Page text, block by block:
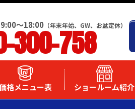
～18:00 （年末年始、GW、お盆定休）
300-758
格メニュー表 ショールーム紹介